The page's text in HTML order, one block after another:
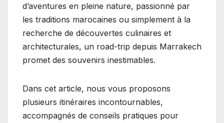
d’aventures en pleine nature, passionné par
les traditions marocaines ou simplement à la
recherche de découvertes culinaires et
architecturales, un road-trip depuis Marrakech
promet des souvenirs inestimables.
Dans cet article, nous vous proposons
plusieurs itinéraires incontournables,
accompagnés de conseils pratiques pour